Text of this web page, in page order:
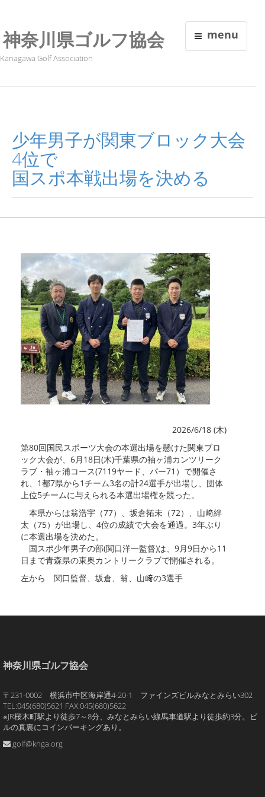
menu
神奈川県ゴルフ協会
Kanagawa Golf Association
少年男子が関東ブロック大会
4位で
国スポ本戦出場を決める
2026/6/18 (木)
第80回国民スポーツ大会の本選出場を懸けた関東ブロ
ック大会が、6月18日(木)千葉県の袖ヶ浦カンツリーク
ラブ・袖ヶ浦コース(7119ヤード、パー71）で開催さ
れ、1都7県から1チーム3名の計24選手が出場し、団体
上位5チームに与えられる本選出場権を競った。
本県からは翁浩宇（77）、坂倉拓未（72）、山﨑絆
太（75）が出場し、4位の成績で大会を通過。3年ぶり
に本選出場を決めた。
国スポ少年男子の部(関口洋一監督)は、9月9日から11
日まで青森県の東奥カントリークラブで開催される。
左から 関口監督、坂倉、翁、山﨑の3選手
神奈川県ゴルフ協会
〒231-0002 横浜市中区海岸通4-20-1 ファインズビルみなとみらい302
TEL:045(680)5621 FAX:045(680)5622
※JR桜木町駅より徒歩7～8分、みなとみらい線馬車道駅より徒歩約3分。ビ
ルの真裏にコインパーキングあり。
golf@knga.org